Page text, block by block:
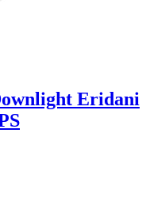
Eridani